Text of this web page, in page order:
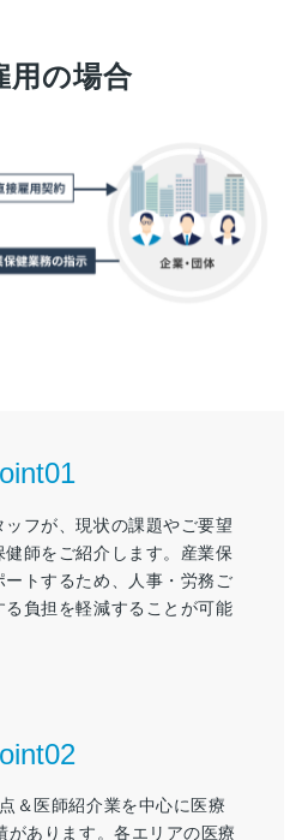
用の場合
フが、現状の課題やご要望
師をご紹介します。産業保
トするため、人事・労務ご
負担を軽減することが可能
＆医師紹介業を中心に医療
があります。各エリアの医療